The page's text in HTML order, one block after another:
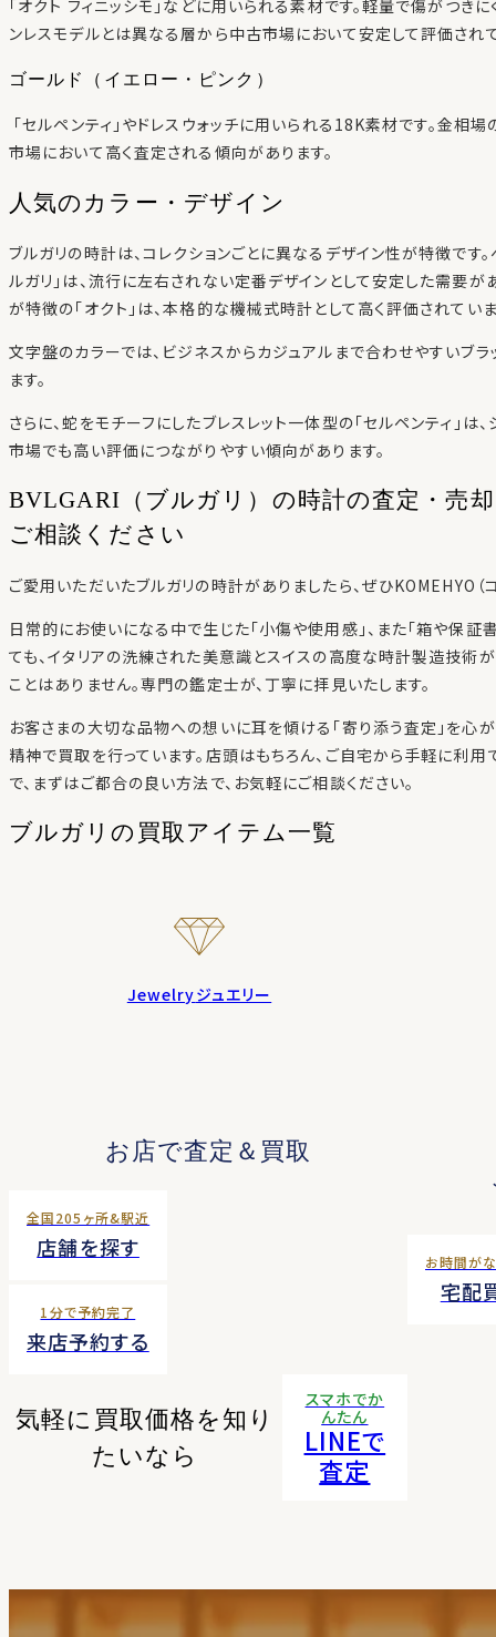
「オクト フィニッシモ」などに用いられる素材です。軽量で傷がつき
ンレスモデルとは異なる層から中古市場において安定して評価され
ゴールド（イエロー・ピンク）
「セルペンティ」やドレスウォッチに用いられる18K素材です。金相
市場において高く査定される傾向があります。
人気のカラー・デザイン
ブルガリの時計は、コレクションごとに異なるデザイン性が特徴です
ルガリ」は、流行に左右されない定番デザインとして安定した需要が
が特徴の「オクト」は、本格的な機械式時計として高く評価されていま
文字盤のカラーでは、ビジネスからカジュアルまで合わせやすいブ
ます。
さらに、蛇をモチーフにしたブレスレット一体型の「セルペンティ」は
市場でも高い評価につながりやすい傾向があります。
BVLGARI（ブルガリ）の時計の査定・売
ご相談ください
ご愛用いただいたブルガリの時計がありましたら、ぜひKOMEHYO（
日常的にお使いになる中で生じた「小傷や使用感」、また「箱や保
ても、イタリアの洗練された美意識とスイスの高度な時計製造技術
ことはありません。専門の鑑定士が、丁寧に拝見いたします。
お客さまの大切な品物への想いに耳を傾ける「寄り添う査定」を心が
精神で買取を行っています。店頭はもちろん、ご自宅から手軽に利
で、まずはご都合の良い方法で、お気軽にご相談ください。
ブルガリの 買取アイテム一覧
Jewelryジュエリー
お店で査定＆買取
全国205ヶ所&駅近
店舗を探す
1分で予約完了
来店予約する
お時間が
宅配
気軽に買取価格を知り
たいなら
スマホでか
んたん
LINEで
査定